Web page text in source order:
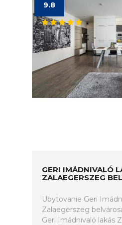
9.8
GERI IMÁDNIVALÓ
ZALAEGERSZEG
Ubytovanie Geri
Zalaegerszeg
Geri Imádnivaló lakás